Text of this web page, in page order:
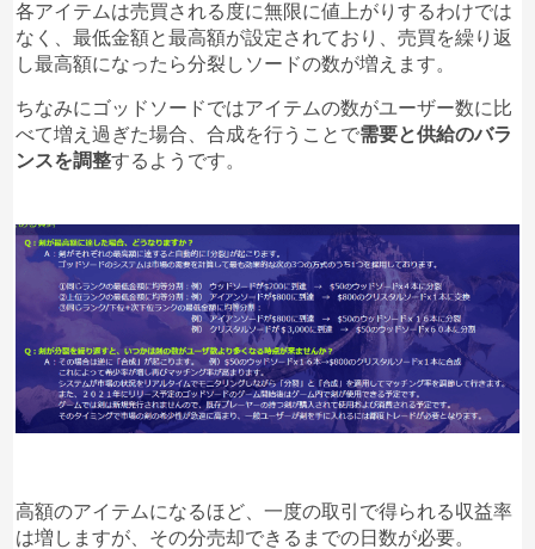
各アイテムは売買される度に無限に値上がりするわけでは
なく、最低金額と最高額が設定されており、売買を繰り返
し最高額になったら分裂しソードの数が増えます。
ちなみにゴッドソードではアイテムの数がユーザー数に比
べて増え過ぎた場合、合成を行うことで需要と供給のバラ
ンスを調整するようです。
高額のアイテムになるほど、一度の取引で得られる収益率
は増しますが、その分売却できるまでの日数が必要。